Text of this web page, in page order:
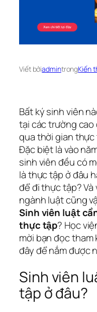
Viết bởiadmintrongKiến
Bất ký sinh viên
tại các trường cao
qua thời gian
Đặc biệt là vào
sinh viên đều có
là thực tập ở đâu
để đi thực tập?
ngành luật cũng
Sinh viên luật
thực tập? Học
mời bạn đọc
đây để nắm được
Sinh viên
tập ở đâu?